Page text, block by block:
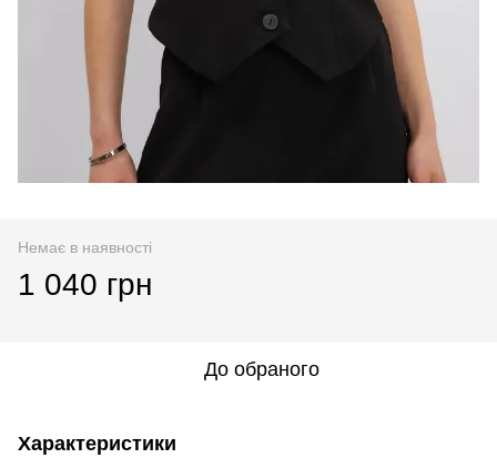
Немає в наявності
1 040 грн
До обраного
Характеристики